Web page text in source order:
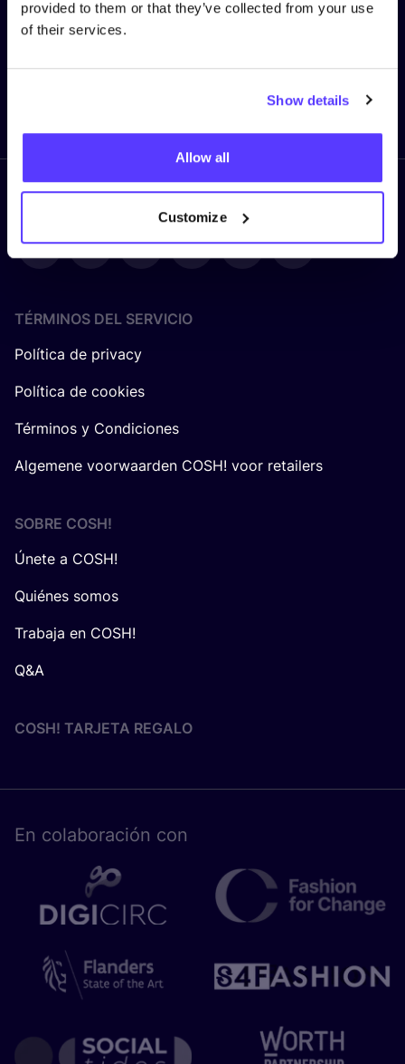
provided to them or that they’ve collected from your use
of their services.
Show details
Allow all
Customize
Correo electrónico
TÉRMINOS DEL SERVICIO
Política de privacy
Política de cookies
Términos y Condiciones
Algemene voorwaarden COSH! voor retailers
SOBRE COSH!
Únete a COSH!
Quiénes somos
Trabaja en COSH!
Q&A
COSH! TARJETA REGALO
En cola­bo­ra­ción con